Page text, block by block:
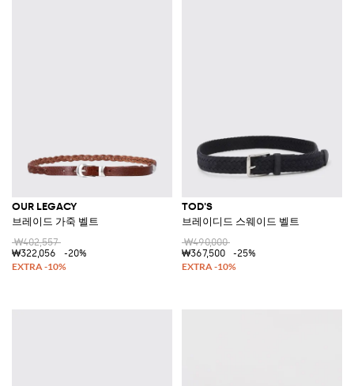
OUR LEGACY
브레이드 가죽 벨트
₩402,557
₩322,056
-20%
TOD'S
브레이디드 스웨이드 벨트
₩490,000
₩367,500
-25%